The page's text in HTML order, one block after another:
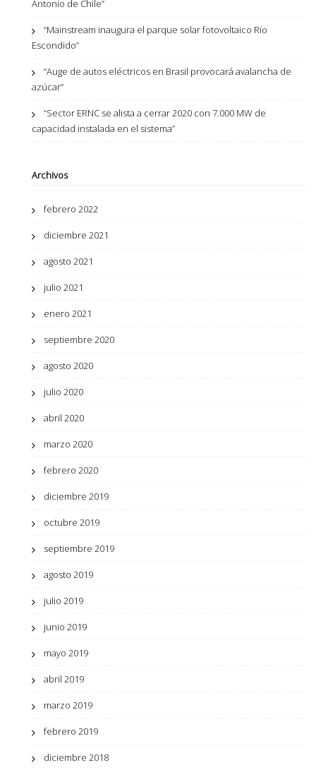
Antonio de Chile”
“Mainstream inaugura el parque solar fotovoltaico Río
Escondido”
“Auge de autos eléctricos en Brasil provocará avalancha de
azúcar”
“Sector ERNC se alista a cerrar 2020 con 7.000 MW de
capacidad instalada en el sistema”
Archivos
febrero 2022
diciembre 2021
agosto 2021
julio 2021
enero 2021
septiembre 2020
agosto 2020
julio 2020
abril 2020
marzo 2020
febrero 2020
diciembre 2019
octubre 2019
septiembre 2019
agosto 2019
julio 2019
junio 2019
mayo 2019
abril 2019
marzo 2019
febrero 2019
diciembre 2018